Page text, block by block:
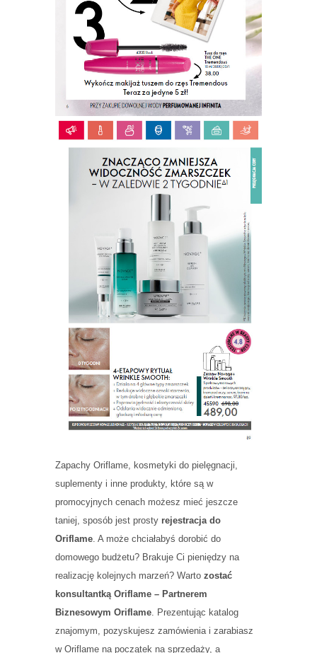
Zapachy Oriflame, kosmetyki do pielęgnacji,
suplementy i inne produkty, które są w
promocyjnych cenach możesz mieć jeszcze
taniej, sposób jest prosty rejestracja do
Oriflame . A może chciałabyś dorobić do
domowego budżetu? Brakuje Ci pieniędzy na
realizację kolejnych marzeń? Warto zostać
konsultantką Oriflame – Partnerem
Biznesowym Oriflame . Prezentując katalog
znajomym, pozyskujesz zamówienia i zarabiasz
w Oriflame na początek na sprzedaży, a